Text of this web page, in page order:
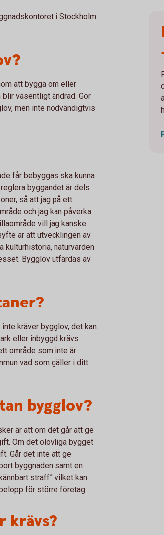
i Stockholm
att bygga om eller
väsentligt ändrad. Gör
men inte nödvändigtvis
får bebyggas ska kunna
byggandet är dels
så att jag på ett
och jag kan påverka
vill jag kanske
är att utvecklingen av
kulturhistoria, naturvärden
Bygglov utfärdas av
kräver bygglov, det kan
eller inbyggd krävs
område som inte är
vad som gäller i ditt
bygglov?
är att om det går att ge
Om det olovliga bygget
Går det inte att ge
byggnaden samt en
straff” vilket kan
för större företag.
krävs?